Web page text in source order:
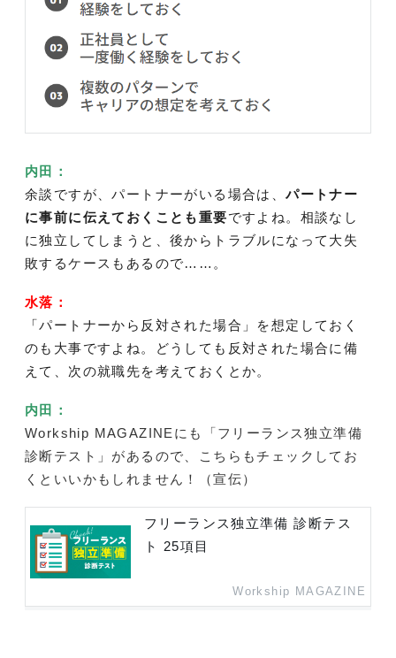
内田：
余談ですが、パートナーがいる場合は、パートナー
に事前に伝えておくことも重要ですよね。相談なし
に独立してしまうと、後からトラブルになって大失
敗するケースもあるので……。
水落：
「パートナーから反対された場合」を想定しておく
のも大事ですよね。どうしても反対された場合に備
えて、次の就職先を考えておくとか。
内田：
Workship MAGAZINEにも「フリーランス独立準備
診断テスト」があるので、こちらもチェックしてお
くといいかもしれません！（宣伝）
フリーランス独立準備 診断テス
ト 25項目
Workship MAGAZINE